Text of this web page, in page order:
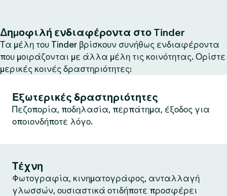
Δημοφιλή ενδιαφέροντα στο Tinder
Τα μέλη του Tinder βρίσκουν συνήθως ενδιαφέροντα
που μοιράζονται με άλλα μέλη τις κοινότητας. Ορίστε
μερικές κοινές δραστηριότητες:
Εξωτερικές δραστηριότητες
Πεζοπορία, ποδηλασία, περπάτημα, έξοδος για
οποιονδήποτε λόγο.
Τέχνη
Φωτογραφία, κινηματογράφος, ανταλλαγή
γλωσσών, ουσιαστικά οτιδήποτε προσφέρει